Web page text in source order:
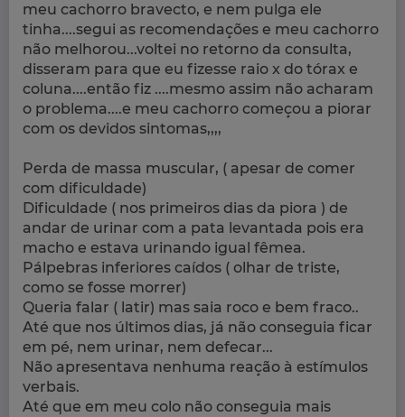
meu cachorro bravecto, e nem pulga ele
tinha....segui as recomendações e meu cachorro
não melhorou...voltei no retorno da consulta,
disseram para que eu fizesse raio x do tórax e
coluna....então fiz ....mesmo assim não acharam
o problema....e meu cachorro começou a piorar
com os devidos sintomas,,,,
Perda de massa muscular, ( apesar de comer
com dificuldade)
Dificuldade ( nos primeiros dias da piora ) de
andar de urinar com a pata levantada pois era
macho e estava urinando igual fêmea.
Pálpebras inferiores caídos ( olhar de triste,
como se fosse morrer)
Queria falar ( latir) mas saia roco e bem fraco..
Até que nos últimos dias, já não conseguia ficar
em pé, nem urinar, nem defecar...
Não apresentava nenhuma reação à estímulos
verbais.
Até que em meu colo não conseguia mais